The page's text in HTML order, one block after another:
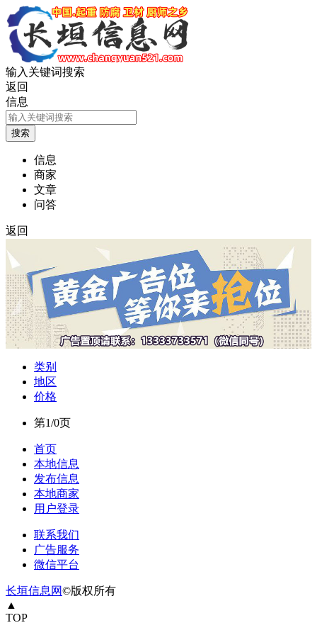
输入关键词搜索
返回
信息
信息
商家
文章
问答
返回
类别
地区
价格
第1/0页
首页
本地信息
发布信息
本地商家
用户登录
联系我们
广告服务
微信平台
长垣信息网©版权所有
▲
TOP